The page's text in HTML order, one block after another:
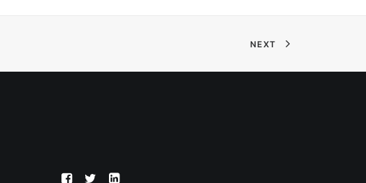
NEXT